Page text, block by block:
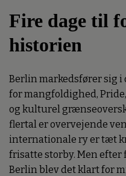
Fire dage til
historien
Berlin markedsfører sig i
for mangfoldighed,
og kulturel
flertal er overvejende
internationale ry er tæt
frisatte storby. Men efter
Berlin blev det klart for